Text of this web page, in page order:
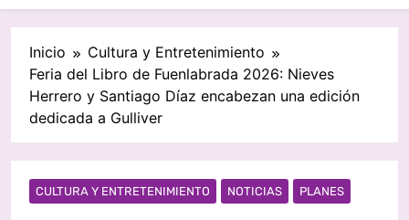
Inicio
Cultura y Entretenimiento
Feria del Libro de Fuenlabrada 2026: Nieves
Herrero y Santiago Díaz encabezan una edición
dedicada a Gulliver
CULTURA Y ENTRETENIMIENTO NOTICIAS PLANES